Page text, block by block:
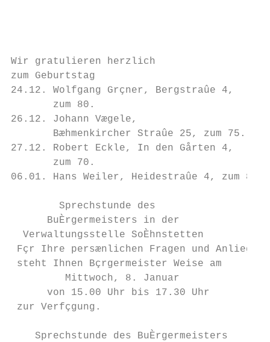
Wir gratulieren herzlich
zum Geburtstag
24.12. Wolfgang Grçner, Bergstraûe 4,
       zum 80.
26.12. Johann Vægele,
       Bæhmenkircher Straûe 25, zum 75.
27.12. Robert Eckle, In den Gårten 4,
       zum 70.
06.01. Hans Weiler, Heidestraûe 4, zum 80.
        Sprechstunde des
      BuÈrgermeisters in der
  Verwaltungsstelle SoÈhnstetten
Fçr Ihre persænlichen Fragen und Anliegen
steht Ihnen Bçrgermeister Weise am
         Mittwoch, 8. Januar
      von 15.00 Uhr bis 17.30 Uhr
zur Verfçgung.
Sprechstunde des BuÈrgermeisters